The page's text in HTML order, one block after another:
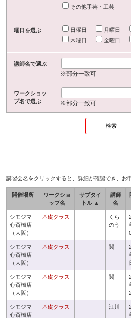
その他手芸・工芸
曜日を選ぶ 日曜日 月曜日
木曜日
金曜日
講師名で選ぶ
※部分一致可
ワークショッ
プ名で選ぶ
※部分一致可
講習会名をクリックすると、詳細が確認でき、お
開催場所
ワークショ
ップ名
サブタイ
トル ▲
講師
名
シモジマ
心斎橋店
（大阪）
基礎クラス
くら
のう
シモジマ
心斎橋店
（大阪）
基礎クラス 関
シモジマ
心斎橋店
（大阪）
基礎クラス 関
シモジマ
心斎橋店
基礎クラス 江川